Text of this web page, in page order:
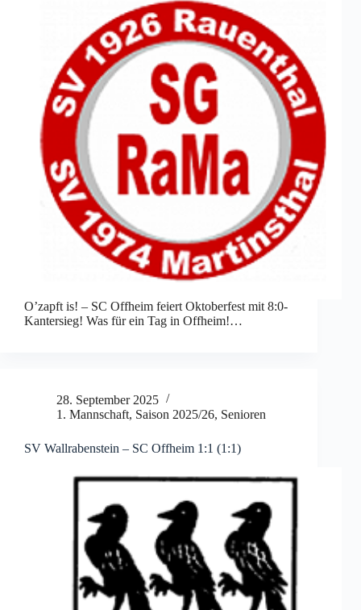
O’zapft is! – SC Offheim feiert Oktoberfest mit 8:0-
Kantersieg! Was für ein Tag in Offheim!…
28. September 2025
1. Mannschaft, Saison 2025/26, Senioren
SV Wallrabenstein – SC Offheim 1:1 (1:1)